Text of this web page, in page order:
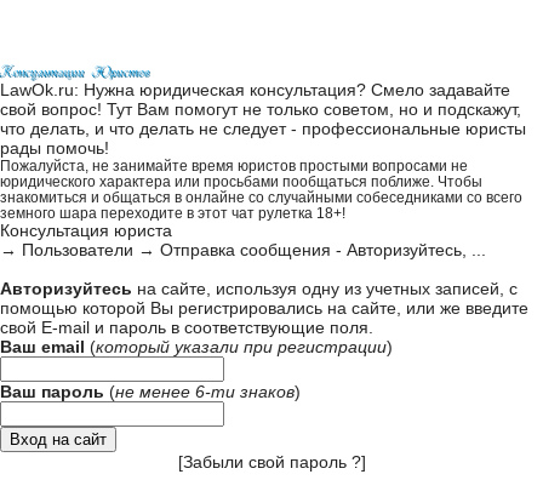
LawOk.ru: Нужна юридическая консультация? Смело задавайте
свой вопрос! Тут Вам помогут не только советом, но и подскажут,
что делать, и что делать не следует - профессиональные юристы
рады помочь!
Пожалуйста, не занимайте время юристов простыми вопросами не
юридического характера или просьбами пообщаться поближе. Чтобы
знакомиться и общаться в онлайне со случайными собеседниками со всего
земного шара переходите в этот чат рулетка 18+!
Консультация юриста
→ Пользователи → Отправка сообщения - Авторизуйтесь, ...
Авторизуйтесь на сайте, используя одну из учетных записей, с
помощью которой Вы регистрировались на сайте, или же введите
свой E-mail и пароль в соответствующие поля
Ваш email (который указали при регистрации)
Ваш пароль (не менее 6-ти знаков)
[Забыли свой пароль ?]